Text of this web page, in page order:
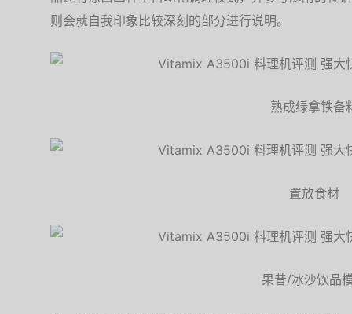
则会就自我印象比较深刻的部分进行说明。
熟成绿拿铁备
置放食材
果昔/冰沙饮品